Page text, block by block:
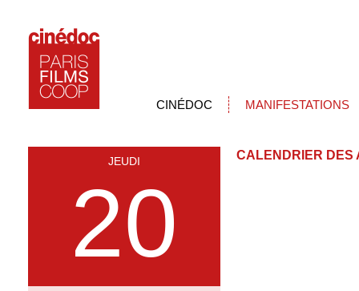
CINÉDOC MANIFESTATIONS
JEUDI
20
CALENDRIER DES